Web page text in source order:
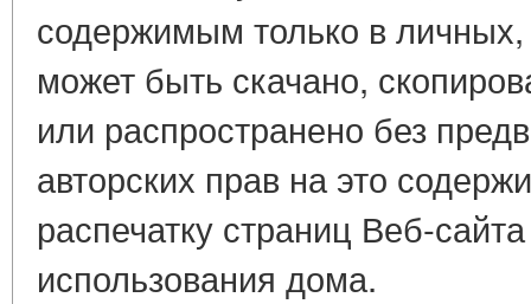
содержимым только в
может быть скачано,
или распространено без
авторских прав на это
распечатку страниц Веб-
использования дома.